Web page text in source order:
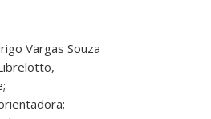
Vargas Souza